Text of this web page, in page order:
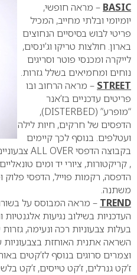
BASIC – מראה חופשי,
יומיומי ובלתי מחייב, המכיל
פריטי לבוש בסיסיים הנחוצים
בארון. חולצות טריקו וג’ינסים,
לייקרה ומכנסי פוטר וסריגים
נוחים ומחמיאים בשלל גזרות.
STREET – מראה הרחוב ובו
פריטים עדכניים בז’אנר
“מופרע” DISTERBED)
),
הדפסים של חרקים, חיות לילה
ועטלפים. בנוסף לכך קיימים
בקבוצה הדפסיALL OVER
, קריקטורות, ציורי יד ומים
הדפסה, רקמות פוייל, הדפסי פלוק
משתנה.
TREND – מראה המבוסס על
העדכניות בשילוב נגיעות
בעלות צבעוניות רכה ונעימה,
השראה אתנית האוחזת בצבעוניות
וצמרים סרוגים בנוסף לז’קטים
ז’קט גנרלים, ז’קט טייסים, ז’קט